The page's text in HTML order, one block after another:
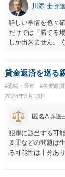
川添 圭 弁
詳しい事情を色々
だけでは「勝てる
しか出来ません。
で契約する必要が
等）、フィッシン
重要な基礎事情を
れない可能性があ
が重要かもしれま
しょう）。少なく
は弁護士へ依頼す
貸金返済を巡る
#恐喝・脅迫 #名誉毀
2026年6月13日
匿名A 弁護
犯罪に該当する可
要罪などの問題は
る可能性は十分あ
（双方の主張とも